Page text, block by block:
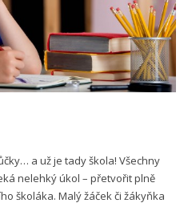
a už je tady škola! Všechny
nelehký úkol – přetvořit plně
školáka. Malý žáček či žákyňka